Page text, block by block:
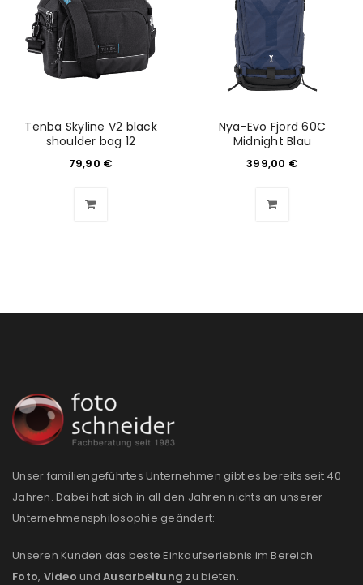
Tenba Skyline V2 black
shoulder bag 12
79,90 €
Nya-Evo Fjord 60C
Midnight Blau
399,00 €
Unser familiengeführtes Unternehmen gibt es bereits seit 40
Jahren. Dabei hat sich in all den Jahren nichts an unserer
Unternehmensphilosophie geändert:
Unseren Kunden das beste Einkaufserlebnis im Bereich
Foto, Video und Ausarbeitung zu bieten.